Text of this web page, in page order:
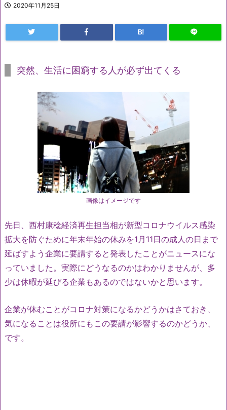
2020年11月25日
B!
突然、生活に困窮する人が必ず出てくる
画像はイメージです
先日、西村康稔経済再生担当相が新型コロナウイルス感染
拡大を防ぐために年末年始の休みを1月11日の成人の日まで
延ばすよう企業に要請すると発表したことがニュースにな
っていました。実際にどうなるのかはわかりませんが、多
少は休暇が延びる企業もあるのではないかと思います。
企業が休むことがコロナ対策になるかどうかはさておき、
気になることは役所にもこの要請が影響するのかどうか、
です。